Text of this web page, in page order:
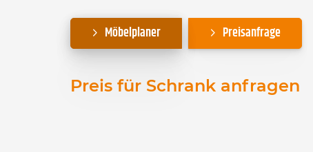
Möbelplaner Preisanfrage
Preis für Schrank anfragen